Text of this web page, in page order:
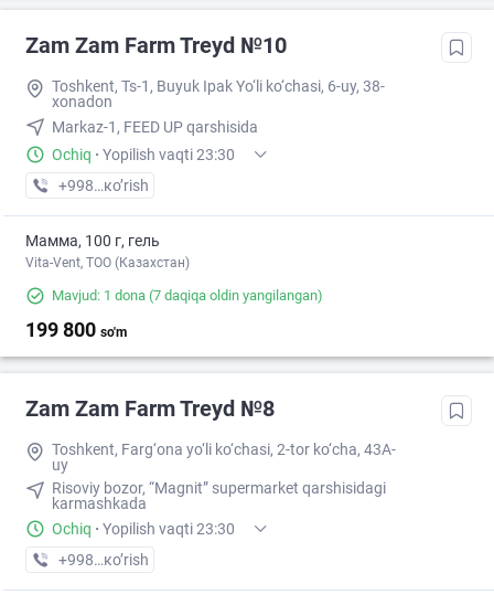
Zam Zam Farm Treyd №10
Toshkent, Ts-1, Buyuk Ipak Yo‘li ko‘chasi, 6-uy, 38-
xonadon
Markaz-1, FEED UP qarshisida
Ochiq · Yopilish vaqti 23:30
+998 (91) XXX-XX-XX
кo’rish
Мамма, 100 г, гель
Vita-Vent, TOO (Казахстан)
Mavjud: 1 dona (7 daqiqa oldin yangilangan)
199 800 so'm
Zam Zam Farm Treyd №8
Toshkent, Farg‘ona yo‘li ko‘chasi, 2-tor ko‘cha, 43A-
uy
Risoviy bozor, “Magnit” supermarket qarshisidagi
karmashkada
Ochiq · Yopilish vaqti 23:30
+998 (88) XXX-XX-XX
кo’rish